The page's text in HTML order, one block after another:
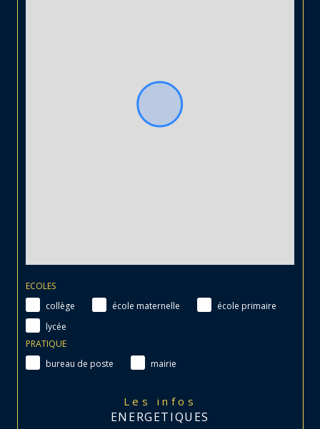
ECOLES
collège
école maternelle
école primaire
lycée
PRATIQUE
bureau de poste
mairie
Les infos
ENERGETIQUES